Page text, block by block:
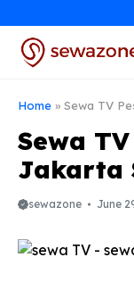
content
Home » Sewa TV
Sewa
Jakarta
sewazone June